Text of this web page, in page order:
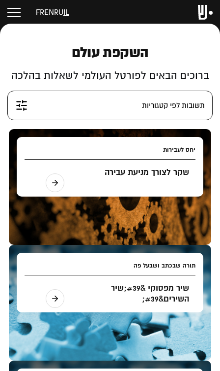
IL
RU
EN
FR
השקפת עולם
ברוכים הבאים לפורטל העולמי לשאלות בהלכה
תשובות לפי קטגוריות
יחס לעבירות
שקר לצורך מניעת עבירה
תורה שבכתב ושבעל פה
שיר מפסוקי &#39;שיר
השירים&#39;